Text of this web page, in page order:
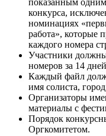
конкурса,
номинациях
работа», которые
каждого номера
Участники
номеров за 14
Каждый файл
имя солиста,
Организаторы
материалы с
Порядок
Оргкомитетом.